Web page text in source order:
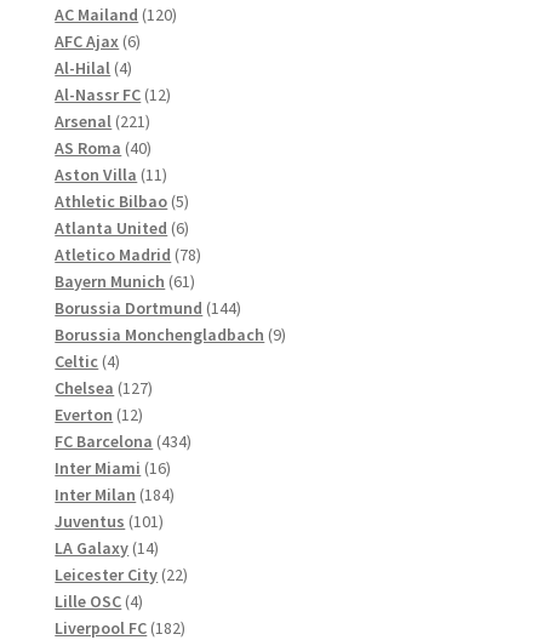
AC Mailand 120120
AFC Ajax 66
Al-Hilal 44
Produkte
Al-Nassr FC 1212
Arsenal 221221
Produkte
AS Roma 4040
Produkte
Aston Villa 1111
Produkte
Athletic Bilbao 55
Produkte
Atlanta United 66
Produkte
Atletico Madrid 7878
Bayern Munich 6161
Produkte
Borussia Dortmund 144144
Produkte
Borussia Monchengladbach 99
Celtic 44
Produkte
Chelsea 127127
Everton 1212
Produkte
FC Barcelona 434434
Inter Miami 1616
Produkte
Inter Milan 184184
Juventus 101101
LA Galaxy 1414
Produkte
Leicester City 2222
Lille OSC 44
Produkte
Liverpool FC 182182